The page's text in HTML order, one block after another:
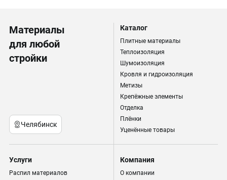
Материалы
для любой
стройки
Челябинск
Каталог
Плитные материалы
Теплоизоляция
Шумоизоляция
Кровля и гидроизоляция
Метизы
Крепёжные элементы
Отделка
Плёнки
Уценённые товары
Услуги
Распил материалов
Компания
О компании